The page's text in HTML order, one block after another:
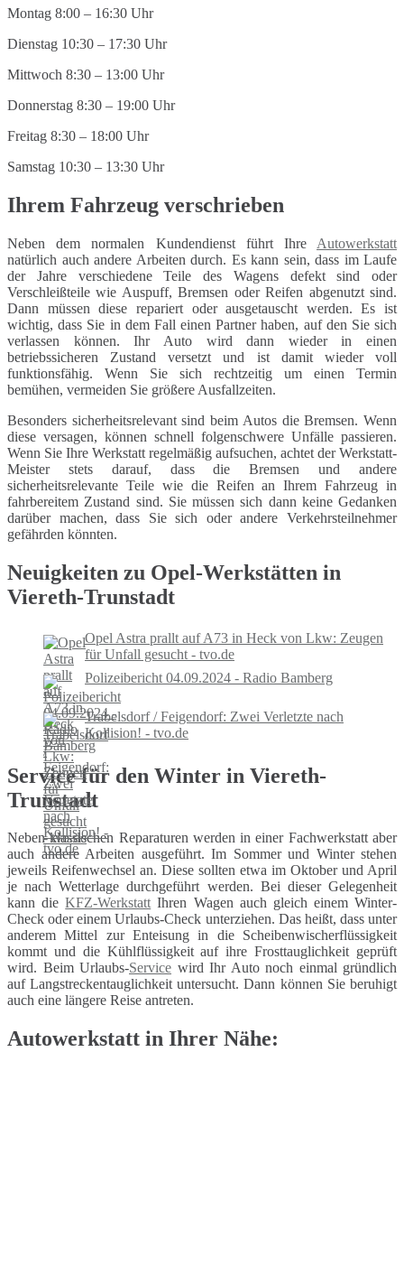
Montag 8:00 – 16:30 Uhr
Dienstag 10:30 – 17:30 Uhr
Mittwoch 8:30 – 13:00 Uhr
Donnerstag 8:30 – 19:00 Uhr
Freitag 8:30 – 18:00 Uhr
Samstag 10:30 – 13:30 Uhr
Ihrem Fahrzeug verschrieben
Neben dem normalen Kundendienst führt Ihre Autowerkstatt
natürlich auch andere Arbeiten durch. Es kann sein, dass im Laufe
der Jahre verschiedene Teile des Wagens defekt sind oder
Verschleißteile wie Auspuff, Bremsen oder Reifen abgenutzt sind.
Dann müssen diese repariert oder ausgetauscht werden. Es ist
wichtig, dass Sie in dem Fall einen Partner haben, auf den Sie sich
verlassen können. Ihr Auto wird dann wieder in einen
betriebssicheren Zustand versetzt und ist damit wieder voll
funktionsfähig. Wenn Sie sich rechtzeitig um einen Termin
bemühen, vermeiden Sie größere Ausfallzeiten.
Besonders sicherheitsrelevant sind beim Autos die Bremsen. Wenn
diese versagen, können schnell folgenschwere Unfälle passieren.
Wenn Sie Ihre Werkstatt regelmäßig aufsuchen, achtet der Werkstatt-
Meister stets darauf, dass die Bremsen und andere
sicherheitsrelevante Teile wie die Reifen an Ihrem Fahrzeug in
fahrbereitem Zustand sind. Sie müssen sich dann keine Gedanken
darüber machen, dass Sie sich oder andere Verkehrsteilnehmer
gefährden könnten.
Neuigkeiten zu Opel-Werkstätten in
Viereth-Trunstadt
Opel Astra prallt auf A73 in Heck von Lkw: Zeugen
für Unfall gesucht - tvo.de
Polizeibericht 04.09.2024 - Radio Bamberg
Trabelsdorf / Feigendorf: Zwei Verletzte nach
Kollision! - tvo.de
Service für den Winter in Viereth-
Trunstadt
Neben klassischen Reparaturen werden in einer Fachwerkstatt aber
auch andere Arbeiten ausgeführt. Im Sommer und Winter stehen
jeweils Reifenwechsel an. Diese sollten etwa im Oktober und April
je nach Wetterlage durchgeführt werden. Bei dieser Gelegenheit
kann dieKFZ-WerkstattIhren Wagen auch gleich einem Winter-
Check oder einem Urlaubs-Check unterziehen. Das heißt, dass unter
anderem Mittel zur Enteisung in die Scheibenwischerflüssigkeit
kommt und die Kühlflüssigkeit auf ihre Frosttauglichkeit geprüft
wird. Beim Urlaubs-Service wird Ihr Auto noch einmal gründlich
auf Langstreckentauglichkeit untersucht. Dann können Sie beruhigt
auch eine längere Reise antreten.
Autowerkstatt in Ihrer Nähe: